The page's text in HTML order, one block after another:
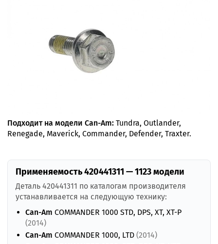
Подходит на модели Can-Am: Tundra, Outlander,
Renegade, Maverick, Commander, Defender, Traxter.
Применяемость 420441311 — 1123 модели
Деталь 420441311 по каталогам производителя
устанавливается на следующую технику:
Can-Am COMMANDER 1000 STD, DPS, XT, XT-P
(2014)
Can-Am COMMANDER 1000, LTD (2014)